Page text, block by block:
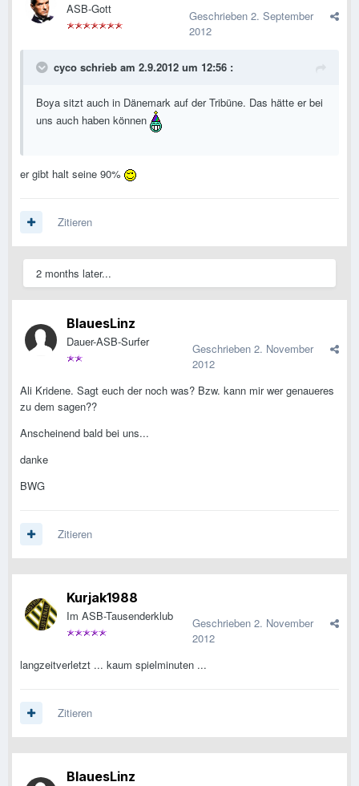
ASB-Gott Geschrieben 2. September
2012
cyco schrieb am 2.9.2012 um 12:56 :
Boya sitzt auch in Dänemark auf der Tribüne. Das hätte er bei
uns auch haben können
er gibt halt seine 90%
Zitieren
2 months later...
BlauesLinz
Dauer-ASB-Surfer Geschrieben 2. November
2012
Ali Kridene. Sagt euch der noch was? Bzw. kann mir wer genaueres
zu dem sagen??
Anscheinend bald bei uns...
danke
BWG
Zitieren
Kurjak1988
Im ASB-Tausenderklub Geschrieben 2. November
2012
langzeitverletzt ... kaum spielminuten ...
Zitieren
BlauesLinz